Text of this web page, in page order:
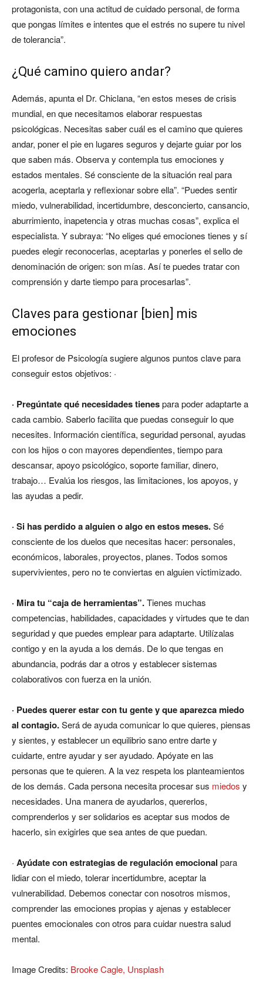
protagonista, con una actitud de cuidado personal, de forma
que pongas límites e intentes que el estrés no supere tu nivel
de tolerancia”.
¿Qué camino quiero andar?
Además, apunta el Dr. Chiclana, “en estos meses de crisis
mundial, en que necesitamos elaborar respuestas
psicológicas. Necesitas saber cuál es el camino que quieres
andar, poner el pie en lugares seguros y dejarte guiar por los
que saben más. Observa y contempla tus emociones y
estados mentales. Sé consciente de la situación real para
acogerla, aceptarla y reflexionar sobre ella”. “Puedes sentir
miedo, vulnerabilidad, incertidumbre, desconcierto, cansancio,
aburrimiento, inapetencia y otras muchas cosas”, explica el
especialista. Y subraya: “No eliges qué emociones tienes y sí
puedes elegir reconocerlas, aceptarlas y ponerles el sello de
denominación de origen: son mías. Así te puedes tratar con
comprensión y darte tiempo para procesarlas”.
Claves para gestionar [bien] mis
emociones
El profesor de Psicología sugiere algunos puntos clave para
conseguir estos objetivos: ·
· Pregúntate qué necesidades tienespara poder adaptarte a
cada cambio. Saberlo facilita que puedas conseguir lo que
necesites. Información científica, seguridad personal, ayudas
con los hijos o con mayores dependientes, tiempo para
descansar, apoyo psicológico, soporte familiar, dinero,
trabajo… Evalúa los riesgos, las limitaciones, los apoyos, y
las ayudas a pedir.
· Si has perdido a alguien o algo en estos meses.Sé
consciente de los duelos que necesitas hacer: personales,
económicos, laborales, proyectos, planes. Todos somos
supervivientes, pero no te conviertas en alguien victimizado.
· Mira tu “caja de herramientas”.Tienes muchas
competencias, habilidades, capacidades y virtudes que te dan
seguridad y que puedes emplear para adaptarte. Utilízalas
contigo y en la ayuda a los demás. De lo que tengas en
abundancia, podrás dar a otros y establecer sistemas
colaborativos con fuerza en la unión.
· Puedes querer estar con tu gente y que aparezca miedo
al contagio.Será de ayuda comunicar lo que quieres, piensas
y sientes, y establecer un equilibrio sano entre darte y
cuidarte, entre ayudar y ser ayudado. Apóyate en las
personas que te quieren. A la vez respeta los planteamientos
de los demás. Cada persona necesita procesar sus miedos y
necesidades. Una manera de ayudarlos, quererlos,
comprenderlos y ser solidarios es aceptar sus modos de
hacerlo, sin exigirles que sea antes de que puedan.
· Ayúdate con estrategias de regulación emocional para
lidiar con el miedo, tolerar incertidumbre, aceptar la
vulnerabilidad. Debemos conectar con nosotros mismos,
comprender las emociones propias y ajenas y establecer
puentes emocionales con otros para cuidar nuestra salud
mental.
Image Credits: Brooke Cagle, Unsplash